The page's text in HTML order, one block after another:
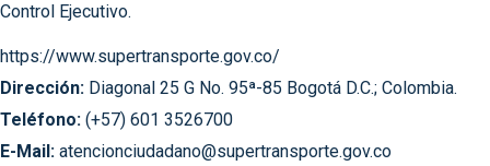
Control Ejecutivo.
https://www.supertransporte.gov.co/
Dirección: Diagonal 25 G No. 95ª-85 Bogotá D.C.; Colombia.
Teléfono: (+57) 601 3526700
E-Mail: atencionciudadano@supertransporte.gov.co